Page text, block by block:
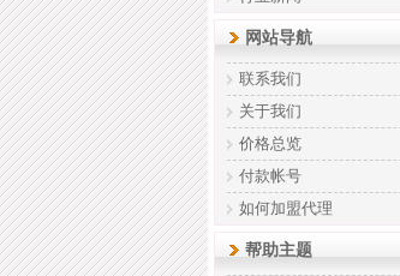
网站导航
联系我们
关于我们
价格总览
付款帐号
如何加盟代理
帮助主题